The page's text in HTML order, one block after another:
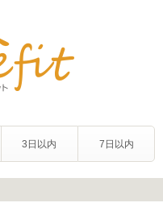
3日以内 7日以内